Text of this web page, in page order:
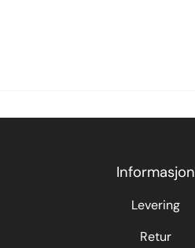
Informasjon
Levering
Retur